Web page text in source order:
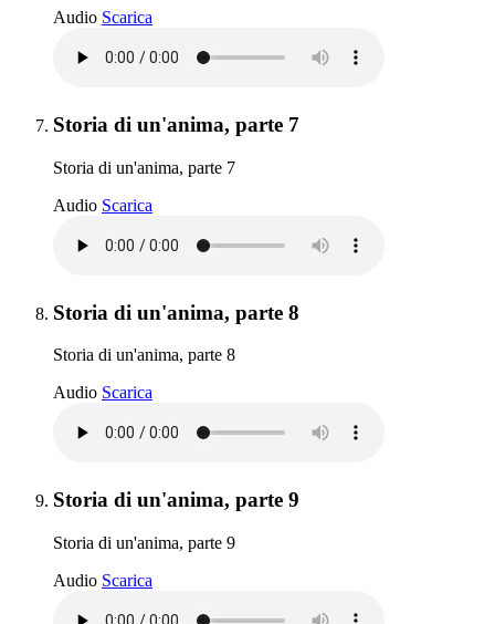
Audio Scarica
Elemento 7:
Storia di un'anima, parte 7
Storia di un'anima, parte 7
Audio Scarica
Elemento 8:
Storia di un'anima, parte 8
Storia di un'anima, parte 8
Audio Scarica
Elemento 9:
Storia di un'anima, parte 9
Storia di un'anima, parte 9
Audio Scarica